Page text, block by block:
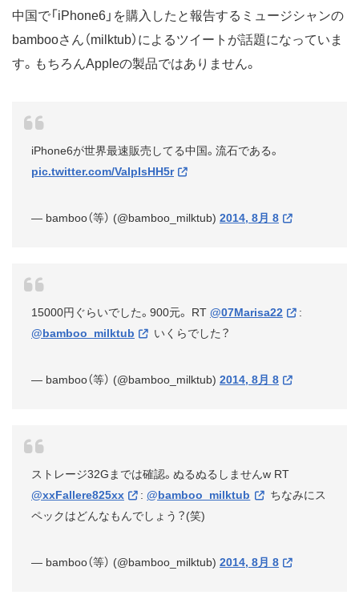
中国で「iPhone6」を購入したと報告するミュージシャンの
bambooさん（milktub）によるツイートが話題になっていま
す。もちろんAppleの製品ではありません。
iPhone6が世界最速販売してる中国。流石である。
pic.twitter.com/VaIpIsHH5r
— bamboo（等） (@bamboo_milktub) 2014, 8月 8
15000円ぐらいでした。900元。 RT @07Marisa22
:
@bamboo_milktub
いくらでした？
— bamboo（等） (@bamboo_milktub) 2014, 8月 8
ストレージ32Gまでは確認。ぬるぬるしませんw RT
@xxFallere825xx
:@bamboo_milktub
ちなみにス
ペックはどんなもんでしょう？(笑)
— bamboo（等） (@bamboo_milktub) 2014, 8月 8